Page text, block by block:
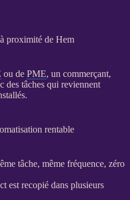
proximité de Hem
ou de PME, un commerçant,
des tâches qui reviennent
rentable
tâche, même fréquence, zéro
est recopié dans plusieurs